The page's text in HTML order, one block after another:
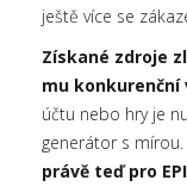
ještě více se
Získané zdroje
mu konkurenční
účtu nebo hry je
generátor s mírou.
právě teď pro